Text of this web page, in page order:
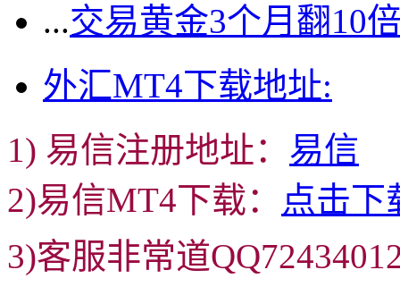
...交易黄金3个月翻10
外汇MT4下载地址:
1) 易信注册地址： 易信
2)易信MT4下载： 点击下
3)客服非常道